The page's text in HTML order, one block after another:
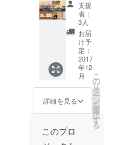
ハウス
の話な
どの興
味があ
ること
があれ
ばお伝
えしま
す！ 聞
しい話
があれ
話を聞
きま
ントを2
時間担
当しま
す。
（講演
会、
トーク
セッ
ショ
ン、
プな
け】 ・
CAMPF
IREのプ
ロジェ
クト
ページ
に団体
名をク
レジッ
ト ※ク
レジッ
望しな
い方は
支援
者：
3人
お届
け予
定：
2017
年12
月
詳細を見る
こ
の
リ
タ
ー
ン
を
選
択
す
る
このプロ